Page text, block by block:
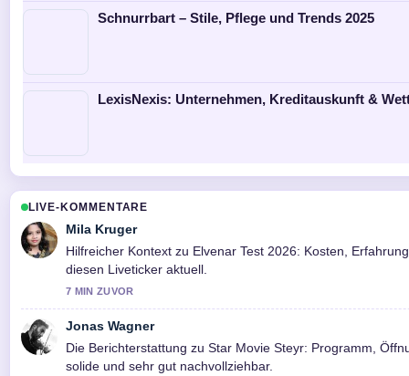
Schnurrbart – Stile, Pflege und Trends 2025
LexisNexis: Unternehmen, Kreditauskunft &
LIVE-KOMMENTARE
Mila Kruger
Hilfreicher Kontext zu Elvenar Test 2026: Kosten,
diesen Liveticker aktuell.
7 MIN ZUVOR
Jonas Wagner
Die Berichterstattung zu Star Movie Steyr: Programm,
solide und sehr gut nachvollziehbar.